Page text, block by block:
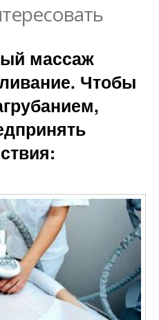
массаж
Чтобы